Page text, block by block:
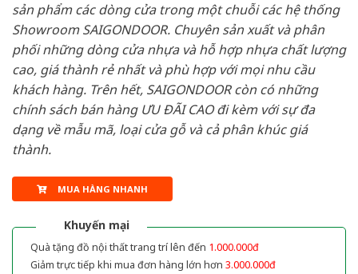
sản phẩm các dòng cửa trong một chuỗi các hệ thống
Showroom SAIGONDOOR. Chuyên sản xuất và phân
phối những dòng cửa nhựa và hỗ hợp nhựa chất lượng
cao, giá thành rẻ nhất và phù hợp với mọi nhu cầu
khách hàng. Trên hết, SAIGONDOOR còn có những
chính sách bán hàng ƯU ĐÃI CAO đi kèm với sự đa
dạng về mẫu mã, loại cửa gỗ và cả phân khúc giá
thành.
MUA HÀNG NHANH
Khuyến mại
Quà tặng đồ nội thất trang trí lên đến 1.000.000đ
Giảm trực tiếp khi mua đơn hàng lớn hơn 3.000.000đ